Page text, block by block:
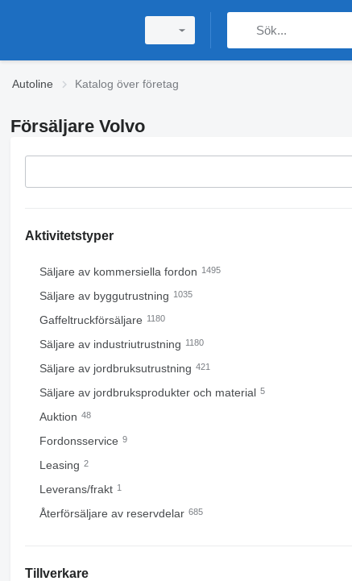
Autoline Katalog över företag
Försäljare Volvo
Aktivitetstyper
Säljare av kommersiella fordon 1495
Säljare av byggutrustning 1035
Gaffeltruckförsäljare 1180
Säljare av industriutrustning 1180
Säljare av jordbruksutrustning 421
Säljare av jordbruksprodukter och material 5
Auktion 48
Fordonsservice 9
Leasing 2
Leverans/frakt 1
Återförsäljare av reservdelar 685
Tillverkare